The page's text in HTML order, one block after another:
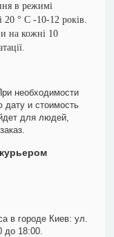
в режимі
20 ° С -10-12 років.
на кожні 10
необходимости
и стоимость
для людей,
в городе Киев: ул.
до 18:00.